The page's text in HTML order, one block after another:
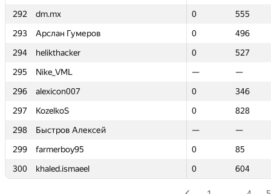
292
dm.mx 0
555
293
Арслан Гумеров 0
496
294
helikthacker 0
527
295
Nike_VML —
—
296
alexicon007 0
346
297
KozelkoS 0
828
298
Быстров Алексей —
—
299
farmerboy95 0
85
300
khaled.ismaeel 0 604
292
dm.mx 0
555
293
Арслан Гумеров 0
496
294
helikthacker 0
527
295
Nike_VML —
—
296
alexicon007 0
346
297
KozelkoS 0
828
298
Быстров Алексей —
—
299
farmerboy95 0
85
300
khaled.ismaeel 0 604